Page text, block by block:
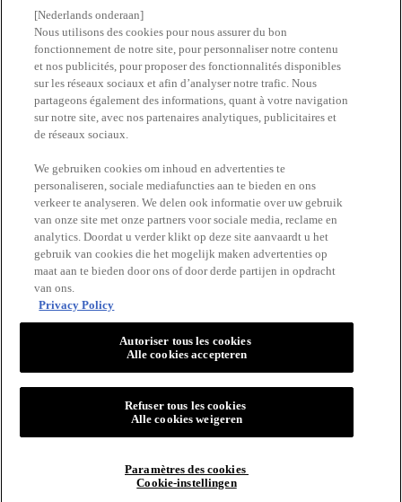
Vind een apotheek
ERetailer List
BLIJF OP DE HOOGTE
VICHY
Vichy France CAI/CAF 03
TSA 75000 93584 ST OUEN CEDEX FR.
© VICHY INC. 2026. ALLE RECHTEN VOORBEHOUDEN.
[Nederlands onderaan]
Nous utilisons des cookies pour nous assurer du bon
fonctionnement de notre site, pour personnaliser notre contenu
et nos publicités, pour proposer des fonctionnalités disponibles
sur les réseaux sociaux et afin d’analyser notre trafic. Nous
partageons également des informations, quant à votre navigation
sur notre site, avec nos partenaires analytiques, publicitaires et
de réseaux sociaux.
We gebruiken cookies om inhoud en advertenties te
personaliseren, sociale mediafuncties aan te bieden en ons
verkeer te analyseren. We delen ook informatie over uw gebruik
van onze site met onze partners voor sociale media, reclame en
analytics. Doordat u verder klikt op deze site aanvaardt u het
gebruik van cookies die het mogelijk maken advertenties op
maat aan te bieden door ons of door derde partijen in opdracht
van ons.
Privacy Policy
Paramètres des cookies
Cookie-instellingen
Refuser tous les cookies
Alle cookies weigeren
Autoriser tous les cookies
Alle cookies accepteren